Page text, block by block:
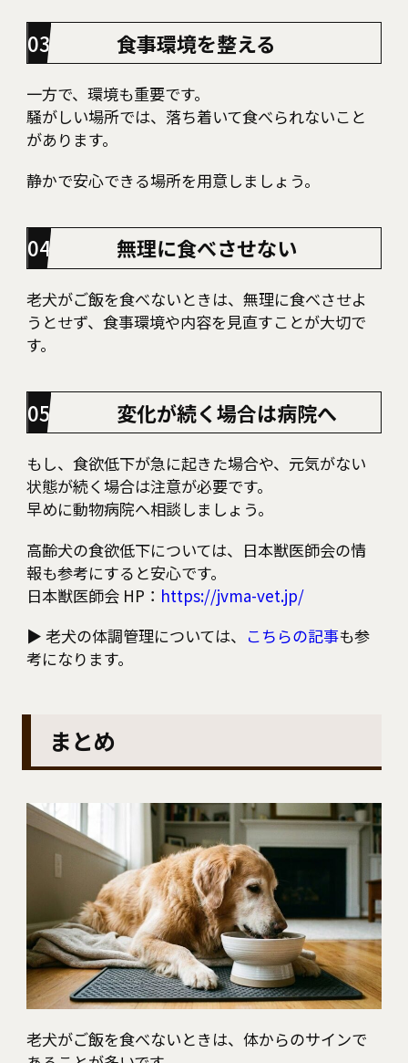
食事環境を整える
一方で、環境も重要です。
騒がしい場所では、落ち着いて食べられないこと
があります。
静かで安心できる場所を用意しましょう。
無理に食べさせない
老犬がご飯を食べないときは、無理に食べさせよ
うとせず、食事環境や内容を見直すことが大切で
す。
変化が続く場合は病院へ
もし、食欲低下が急に起きた場合や、元気がない
状態が続く場合は注意が必要です。
早めに動物病院へ相談しましょう。
高齢犬の食欲低下については、日本獣医師会の情
報も参考にすると安心です。
日本獣医師会 HP： https://jvma-vet.jp/
▶︎ 老犬の体調管理については、 こちらの記事も参
考になります。
まとめ
老犬がご飯を食べないときは、体からのサインで